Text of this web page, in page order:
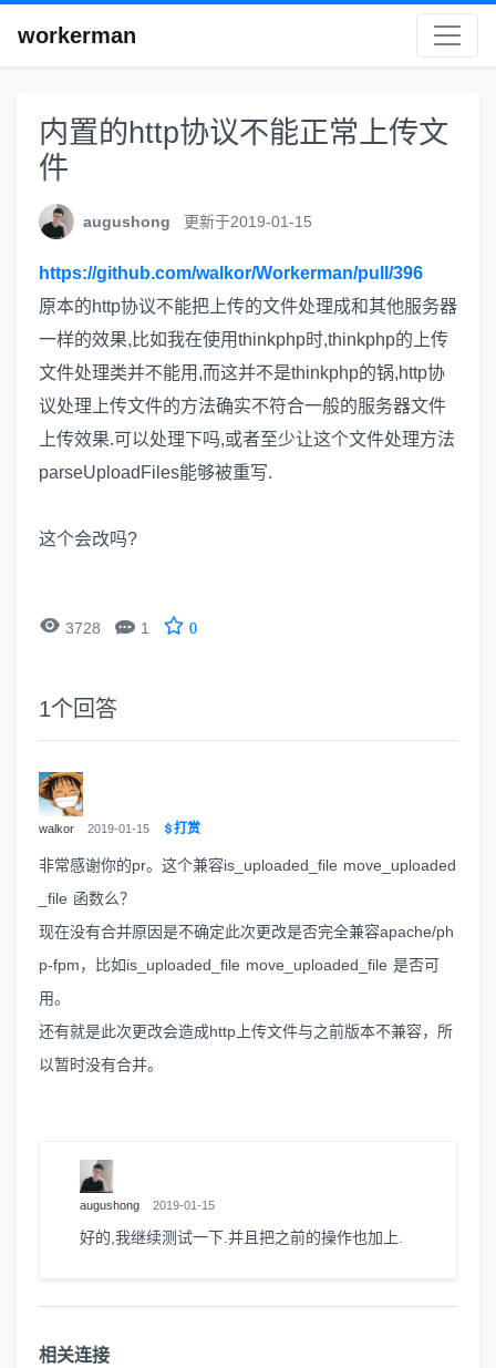
workerman
内置的http协议不能正常上传文
件
augushong 更新于2019-01-15
https://github.com/walkor/Workerman/pull/396
原本的http协议不能把上传的文件处理成和其他服务器
一样的效果,比如我在使用thinkphp时,thinkphp的上传
文件处理类并不能用,而这并不是thinkphp的锅,http协
议处理上传文件的方法确实不符合一般的服务器文件
上传效果.可以处理下吗,或者至少让这个文件处理方法
parseUploadFiles能够被重写.
这个会改吗?
 3728  1 0
1个回答
walkor 2019-01-15 打赏
非常感谢你的pr。这个兼容is_uploaded_file move_uploaded
_file 函数么？
现在没有合并原因是不确定此次更改是否完全兼容apache/ph
p-fpm，比如is_uploaded_file move_uploaded_file 是否可
用。
还有就是此次更改会造成http上传文件与之前版本不兼容，所
以暂时没有合并。
augushong 2019-01-15
好的,我继续测试一下.并且把之前的操作也加上.
相关连接